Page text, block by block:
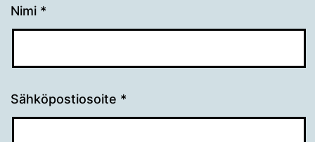
Nimi *
Sähköpostiosoite *